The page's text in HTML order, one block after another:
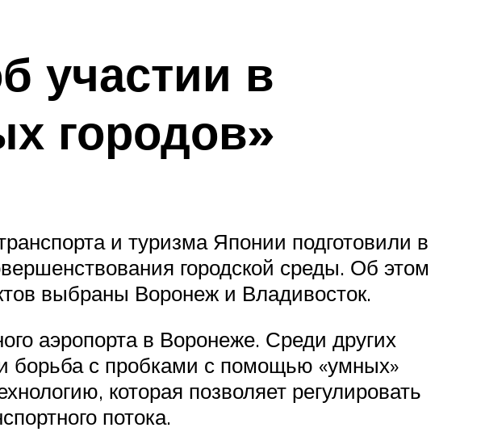
участии в
городов»
и туризма Японии подготовили в
городской среды. Об этом
выбраны Воронеж и Владивосток.
аэропорта в Воронеже. Среди других
борьба с пробками с помощью «умных»
которая позволяет регулировать
потока.